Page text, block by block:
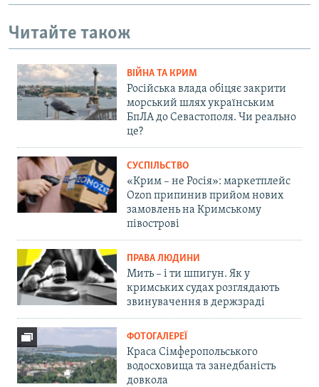
Читайте також
ВІЙНА ТА КРИМ
Російська влада обіцяє закрити
морський шлях українським
БпЛА до Севастополя. Чи реально
це?
СУСПІЛЬСТВО
«Крим – не Росія»: маркетплейс
Ozon припинив прийом нових
замовлень на Кримському
півострові
ПРАВА ЛЮДИНИ
Мить – і ти шпигун. Як у
кримських судах розглядають
звинувачення в держзраді
ФОТОГАЛЕРЕЇ
Краса Сімферопольського
водосховища та занедбаність
довкола